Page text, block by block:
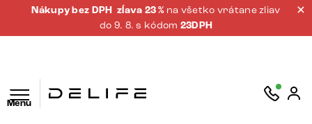
Nákupy bez DPH zĺava 23 % na všetko vrátane zliav
do 9. 8. s kódom 23DPH
Menu